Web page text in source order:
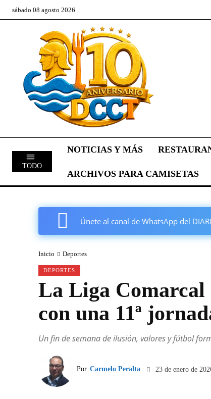
sábado 08 agosto 2026
TODO
NOTICIAS Y MÁS
ARCHIVOS PARA CAMISETAS
Únete al canal de WhatsApp del
Inicio Deportes
DEPORTES
La Liga Comarcal
con una 11ª
Un fin de semana de ilusión, valores y fútbol
Por Carmelo Peralta 23 de enero de